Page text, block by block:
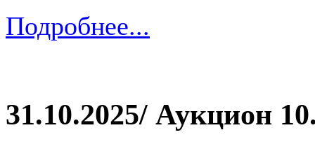
Подробнее...
31.10.2025/ Аукцион